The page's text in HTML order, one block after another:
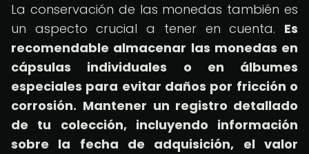
La conservación de las monedas también es
un aspecto crucial a tener en cuenta. Es
recomendable almacenar las monedas en
cápsulas individuales o en álbumes
especiales para evitar daños por fricción o
corrosión. Mantener un registro detallado
de tu colección, incluyendo información
sobre la fecha de adquisición, el valor